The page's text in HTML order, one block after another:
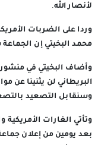
لأنصار الله.
وردا على الضربات
محمد البخيتي إن
وأضاف البخيتي في
البريطاني لن يثنينا عن
وسنقابل التصعيد
وتأتي الغارات